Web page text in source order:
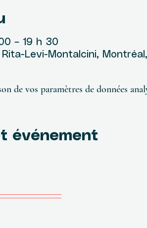
– 19 h 30
Rita-Levi-Montalcini,
de vos paramètres de données
événement